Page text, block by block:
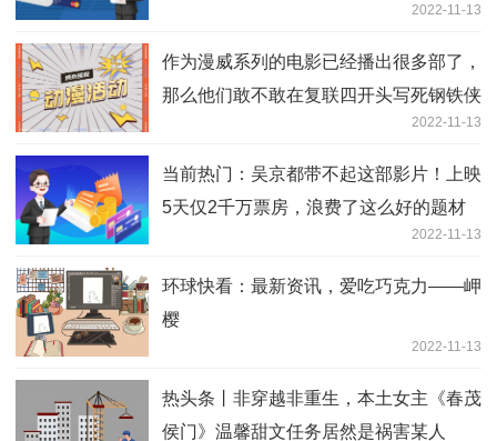
2022-11-13
作为漫威系列的电影已经播出很多部了，
那么他们敢不敢在复联四开头写死钢铁侠
2022-11-13
当前热门：吴京都带不起这部影片！上映
5天仅2千万票房，浪费了这么好的题材
2022-11-13
环球快看：最新资讯，爱吃巧克力——岬
樱
2022-11-13
热头条丨非穿越非重生，本土女主《春茂
侯门》温馨甜文任务居然是祸害某人